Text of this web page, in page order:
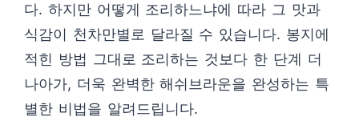
다. 하지만 어떻게 조리하느냐에 따라 그 맛과
식감이 천차만별로 달라질 수 있습니다. 봉지에
적힌 방법 그대로 조리하는 것보다 한 단계 더
나아가, 더욱 완벽한 해쉬브라운을 완성하는 특
별한 비법을 알려드립니다.